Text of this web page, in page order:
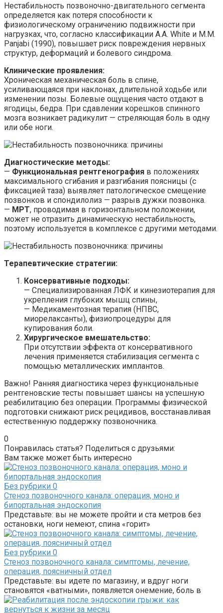
Нестабильность позвоночно-двигательного сегмента
определяется как потеря способности к
физиологическому ограничению подвижности при
нагрузках, что, согласно классификации A.A. White и M.M.
Panjabi (1990), повышает риск повреждения нервных
структур, деформаций и болевого синдрома.
Клинические проявления:
Хроническая механическая боль в спине,
усиливающаяся при наклонах, длительной ходьбе или
изменении позы. Болевые ощущения часто отдают в
ягодицы, бедра. При сдавлении корешков спинного
мозга возникает радикулит — стреляющая боль в одну
или обе ноги.
Диагностические методы:
— Функциональная рентгенография в положениях
максимального сгибания и разгибания поясницы (с
фиксацией таза) выявляет патологическое смещение
позвонков и спондилолиз — разрыв дужки позвонка.
— МРТ, проводимая в горизонтальном положении,
может не отразить динамическую нестабильность,
поэтому используется в комплексе с другими методами.
Терапевтические стратегии:
Консервативные подходы:
— Специализированная ЛФК и кинезиотерапия для
укрепления глубоких мышц спины,
— Медикаментозная терапия (НПВС,
миорелаксанты), физиопроцедуры для
купирования боли.
Хирургическое вмешательство:
При отсутствии эффекта от консервативного
лечения применяется стабилизация сегмента с
помощью металлических имплантов.
Важно! Ранняя диагностика через функциональные
рентгеновские тесты повышает шансы на успешную
реабилитацию без операции. Программы физической
подготовки снижают риск рецидивов, восстанавливая
естественную поддержку позвоночника.
0
Понравилась статья? Поделиться с друзьями:
Вам также может быть интересно
Без рубрики 0
Стеноз позвоночного канала: операция, моно и
бипортальная эндоскопия
Представьте: вы не можете пройти и ста метров без
остановки, ноги немеют, спина «горит»
Без рубрики 0
Стеноз позвоночного канала: симптомы, лечение,
операция, поясничный отдел
Представьте: вы идете по магазину, и вдруг ноги
становятся «ватными», появляется онемение, боль в